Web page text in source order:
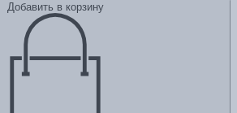
Добавить в корзину